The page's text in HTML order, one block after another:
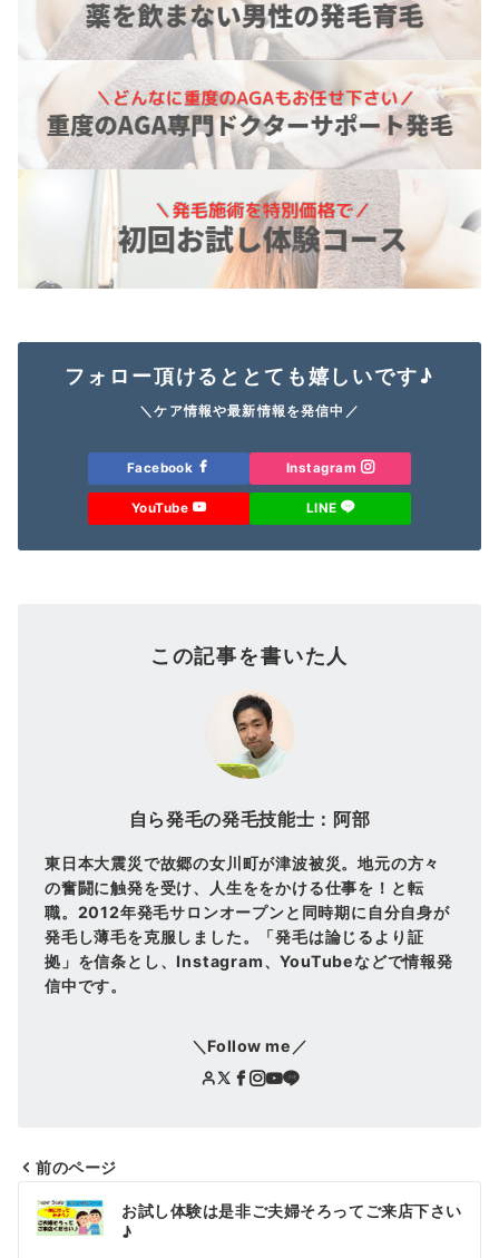
フォロー頂けるととても嬉しいです♪
＼ケア情報や最新情報を発信中／
Facebook Instagram
YouTube LINE
この記事を書いた人
自ら発毛の発毛技能士：阿部
東日本大震災で故郷の女川町が津波被災。地元の方々
の奮闘に触発を受け、人生ををかける仕事を！と転
職。2012年発毛サロンオープンと同時期に自分自身が
発毛し薄毛を克服しました。「発毛は論じるより証
拠」を信条とし、Instagram、YouTubeなどで情報発
信中です。
＼Follow me／
投
稿
前のページ
お試し体験は是非ご夫婦そろってご来店下さい
♪